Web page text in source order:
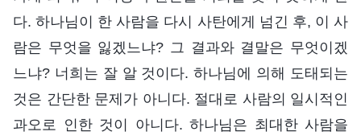
다. 하나님이 한 사람을 다시 사탄에게 넘긴 후, 이 사
람은 무엇을 잃겠느냐? 그 결과와 결말은 무엇이겠
느냐? 너희는 잘 알 것이다. 하나님에 의해 도태되는
것은 간단한 문제가 아니다. 절대로 사람의 일시적인
과오로 인한 것이 아니다. 하나님은 최대한 사람을